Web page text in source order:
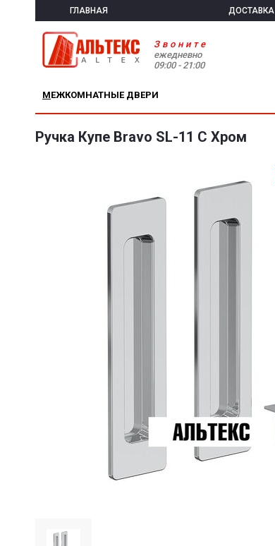
ГЛАВНАЯ ДОСТАВКА
Звоните
ежедневно
09:00 - 21:00
МЕЖКОМНАТНЫЕ ДВЕРИ
Ручка Купе Bravo SL-11 C Хром